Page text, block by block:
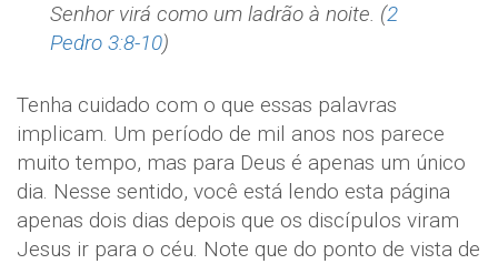
Senhor virá como um ladrão à noite. (2
Pedro 3:8-10)
Tenha cuidado com o que essas palavras
implicam. Um período de mil anos nos parece
muito tempo, mas para Deus é apenas um único
dia. Nesse sentido, você está lendo esta página
apenas dois dias depois que os discípulos viram
Jesus ir para o céu. Note que do ponto de vista de